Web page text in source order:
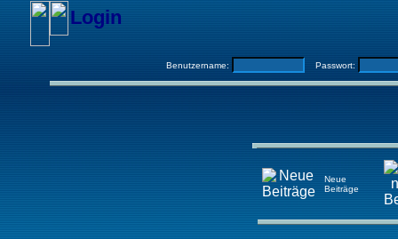
Login
Benutzername: Passwort:
Neue
Beiträge